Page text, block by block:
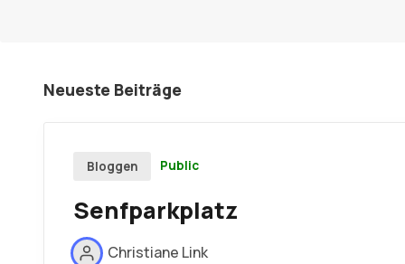
Neueste Beiträge
Bloggen Public
Senfparkplatz
Christiane Link